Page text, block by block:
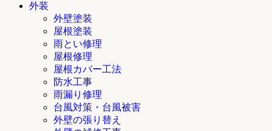
外装
外壁塗装
屋根塗装
雨とい修理
屋根修理
屋根カバー工法
防水工事
雨漏り修理
台風対策・台風被害
外壁の張り替え